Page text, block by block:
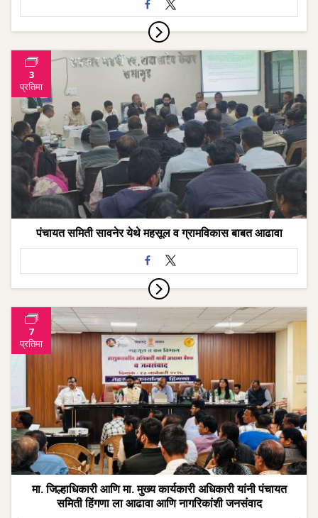
3
प्रतिमा
पंचायत समिती सावनेर येथे महसूल व ग्रामविकास बाबत आढावा
7
प्रतिमा
मा. जिल्हाधिकारी आणि मा. मुख्य कार्यकारी अधिकारी यांनी पंचायत
समिती हिंगणा ला आढावा आणि नागरिकांशी जनसंवाद